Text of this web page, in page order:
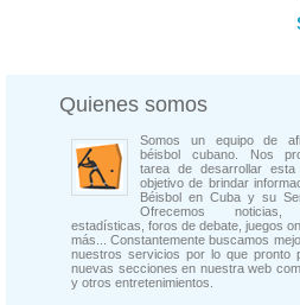
Quienes somos
Somos un equipo de
béisbol cubano. Nos
tarea de desarrollar
objetivo de brindar
Béisbol en Cuba y su
Ofrecemos noticias,
estadísticas, foros de debate, juegos
más... Constantemente buscamos
nuestros servicios por lo que pronto
nuevas secciones en nuestra web
y otros entretenimientos.